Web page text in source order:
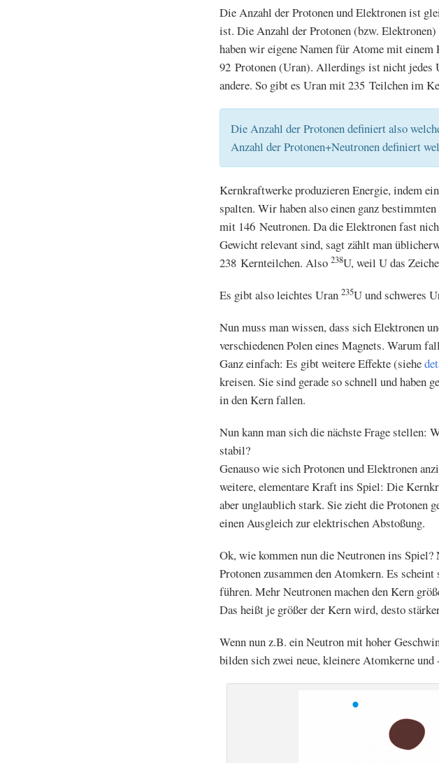
Die Anzahl der Protonen und Elektronen ist
ist. Die Anzahl der Protonen (bzw.
haben wir eigene Namen für Atome mit
92 Protonen (Uran). Allerdings ist nicht jedes
andere. So gibt es Uran mit 235 Teilchen im
Die Anzahl der Protonen definiert also
Anzahl der Protonen+Neutronen definiert
Kernkraftwerke produzieren Energie, indem
spalten. Wir haben also einen ganz
mit 146 Neutronen. Da die Elektronen fast
Gewicht relevant sind, sagt zählt man
238 Kernteilchen. Also 238U, weil U das
Es gibt also leichtes Uran 235U und schweres
Nun muss man wissen, dass sich Elektronen
verschiedenen Polen eines Magnets. Warum
Ganz einfach: Es gibt weitere Effekte (siehe
kreisen. Sie sind gerade so schnell und haben
in den Kern fallen.
Nun kann man sich die nächste Frage stellen:
stabil?
Genauso wie sich Protonen und Elektronen
weitere, elementare Kraft ins Spiel: Die
aber unglaublich stark. Sie zieht die Protonen
einen Ausgleich zur elektrischen Abstoßung.
Ok, wie kommen nun die Neutronen ins
Protonen zusammen den Atomkern. Es
führen. Mehr Neutronen machen den Kern
Das heißt je größer der Kern wird, desto
Wenn nun z.B. ein Neutron mit hoher
bilden sich zwei neue, kleinere Atomkerne